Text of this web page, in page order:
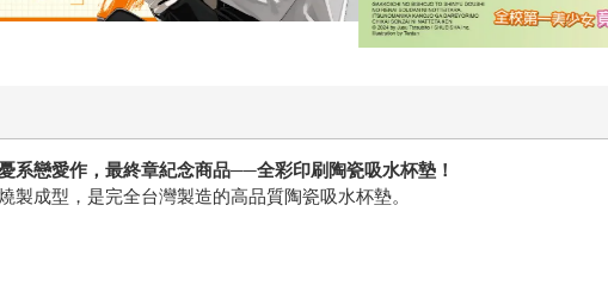
系戀愛作 ，最終章紀念商品──全彩印刷陶瓷吸水杯墊 ！
成型，是完全台灣製造的高品質陶瓷吸水杯墊。